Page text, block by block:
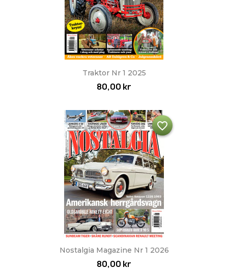
Traktor Nr 1 2025
80,00 kr
Nostalgia Magazine Nr 1 2026
80,00 kr
favorite_border